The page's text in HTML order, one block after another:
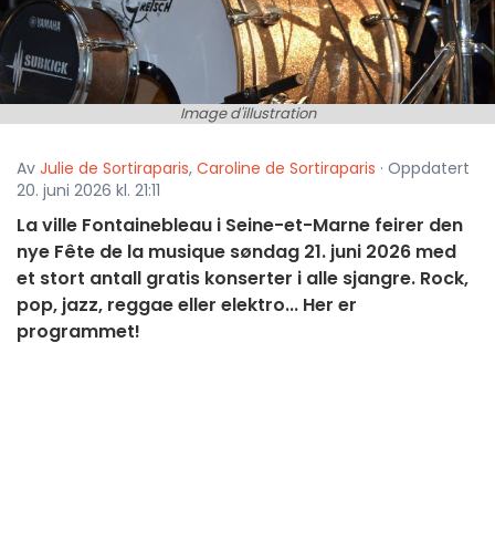
Image d'illustration
Av Julie de Sortiraparis, Caroline de Sortiraparis · Oppdatert
20. juni 2026 kl. 21:11
La ville Fontainebleau i Seine-et-Marne feirer den
nye Fête de la musique søndag 21. juni 2026 med
et stort antall gratis konserter i alle sjangre. Rock,
pop, jazz, reggae eller elektro... Her er
programmet!